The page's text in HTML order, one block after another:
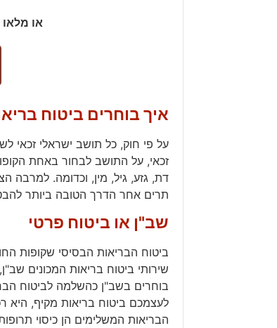
או
איך בוחרים ביטוח
על פי חוק, כל תושב ישראלי זכאי
זכאי, על התושב לבחור באחת
דת, גזע, גיל, מין, וכדומה. למרבה
תרים אחר הדרך הטובה ביותר
שב"ן או ביטוח פרטי
ביטוח הבריאות הבסיסי שקופות
שירותי ביטוח בריאות המכונים
בוחרים בשב"ן כהשלמה לביטוח
לעצמכם ביטוח בריאות מקיף, היא
הבריאות המשלימים הן כיסוי